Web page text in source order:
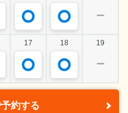
ー
17 18 19
ー
約する